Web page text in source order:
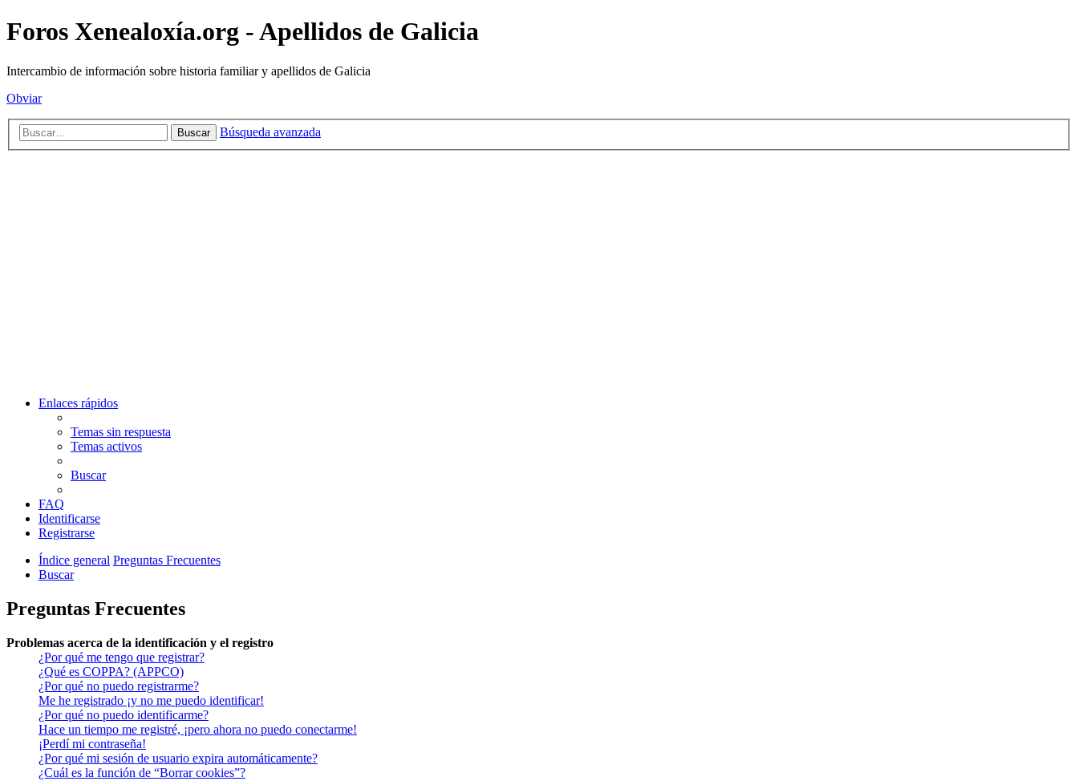
Foros Xenealoxía.org - Apellidos de Galicia
Intercambio de información sobre historia familiar y apellidos de Galicia
Obviar
Buscar Búsqueda avanzada
Enlaces rápidos
Temas sin respuesta
Temas activos
Buscar
FAQ
Identificarse
Registrarse
Índice general Preguntas Frecuentes
Buscar
Preguntas Frecuentes
Problemas acerca de la identificación y el registro
¿Por qué me tengo que registrar?
¿Qué es COPPA? (APPCO)
¿Por qué no puedo registrarme?
Me he registrado ¡y no me puedo identificar!
¿Por qué no puedo identificarme?
Hace un tiempo me registré, ¡pero ahora no puedo conectarme!
¡Perdí mi contraseña!
¿Por qué mi sesión de usuario expira automáticamente?
¿Cuál es la función de “Borrar cookies”?